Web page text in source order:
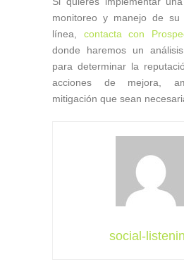
monitoreo y manejo de su
línea, contacta con
donde haremos un
para determinar la
acciones de mejora,
mitigación que sean
social-